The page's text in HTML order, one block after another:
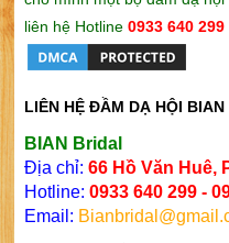
liên hệ Hotline 0933 640 299
LIÊN HỆ ĐẦM DẠ HỘI BIAN
BIAN Bridal
Địa chỉ: 66 Hồ Văn Huê,
Hotline: 0933 640 299 -
Email: